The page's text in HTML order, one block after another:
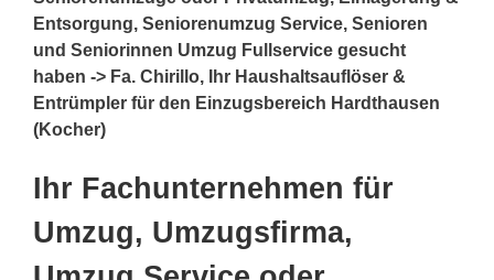
Entsorgung, Seniorenumzug Service, Senioren
und Seniorinnen Umzug Fullservice gesucht
haben -> Fa. Chirillo, Ihr Haushaltsauflöser &
Entrümpler für den Einzugsbereich Hardthausen
(Kocher)
Ihr Fachunternehmen für
Umzug, Umzugsfirma,